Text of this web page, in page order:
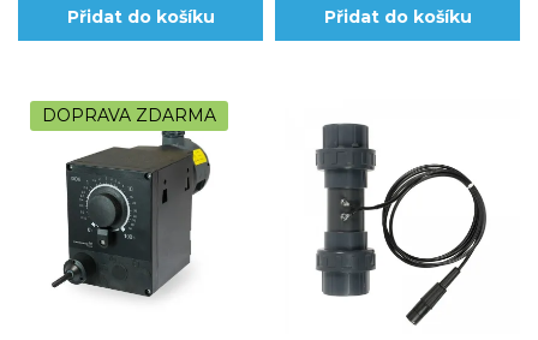
Přidat do košíku Přidat do košíku
DOPRAVA ZDARMA